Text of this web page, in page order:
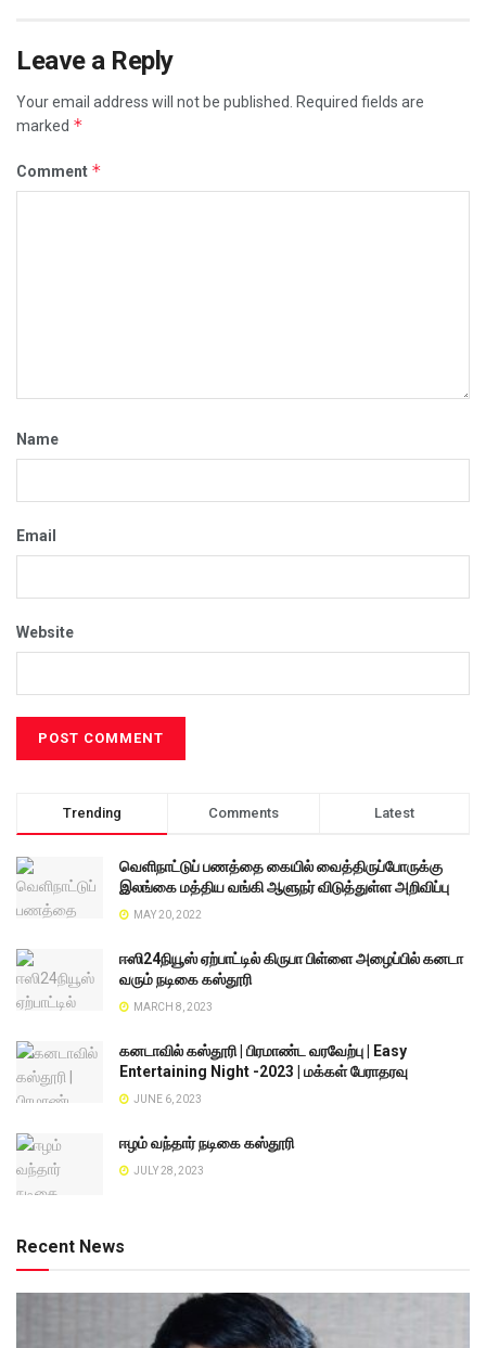
Leave a Reply
Your email address will not be published.
Required fields are
marked *
Comment *
Name
Email
Website
Trending Comments Latest
வெளிநாட்டுப் பணத்தை கையில் வைத்திருப்போருக்கு
இலங்கை மத்திய வங்கி ஆளுநர் விடுத்துள்ள அறிவிப்பு
MAY 20, 2022
ஈஸி24நியூஸ் ஏற்பாட்டில் கிருபா பிள்ளை அழைப்பில் கனடா
வரும் நடிகை கஸ்தூரி
MARCH 8, 2023
கனடாவில் கஸ்தூரி | பிரமாண்ட வரவேற்பு | Easy
Entertaining Night -2023 | மக்கள் பேராதரவு
JUNE 6, 2023
ஈழம் வந்தார் நடிகை கஸ்தூரி
JULY 28, 2023
Recent News